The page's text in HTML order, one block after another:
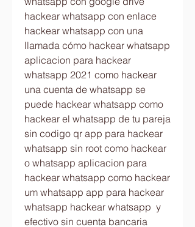
hackear whatsapp con enlace
hackear whatsapp con una
llamada cómo hackear whatsapp
aplicacion para hackear
whatsapp 2021 como hackear
una cuenta de whatsapp se
puede hackear whatsapp como
hackear el whatsapp de tu pareja
sin codigo qr app para hackear
whatsapp sin root como hackear
o whatsapp aplicacion para
hackear whatsapp como hackear
um whatsapp app para hackear
whatsapp hackear whatsapp  y
efectivo sin cuenta bancaria